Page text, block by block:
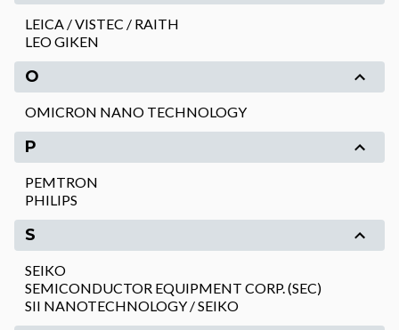
LEICA / VISTEC / RAITH
LEO GIKEN
O
OMICRON NANO TECHNOLOGY
P
PEMTRON
PHILIPS
S
SEIKO
SEMICONDUCTOR EQUIPMENT CORP. (SEC)
SII NANOTECHNOLOGY / SEIKO